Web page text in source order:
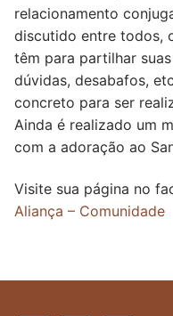
relacionamento
discutido entre todos,
têm para partilhar
dúvidas, desabafos,
concreto para ser
Ainda é realizado um
com a adoração ao
Visite sua página no
Aliança – Comunidade